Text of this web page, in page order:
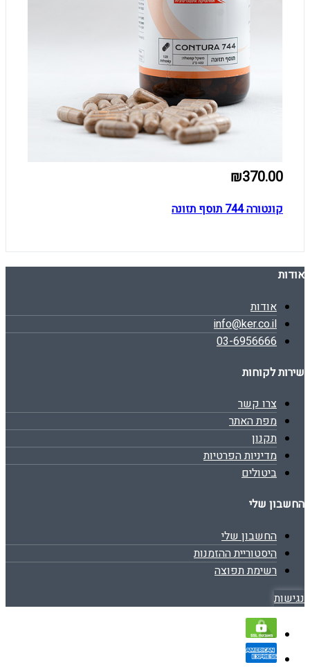
₪370.00
קונטורה 744 תוסף תזונה
אודות
אודות
info@ker.co.il
03-6956666
שירות לקוחות
צרו קשר
מפת האתר
תקנון
מדיניות הפרטיות
ביטולים
החשבון שלי
החשבון שלי
היסטוריית ההזמנות
רשימת תפוצה
נגישות